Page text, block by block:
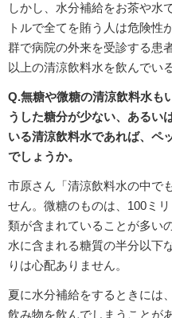
しかし、水分補給をお茶や水
トルで全てを賄う人は危険性
群で病院の外来を受診する患
以上の清涼飲料水を飲んでい
Q.無糖や微糖の清涼飲料水も
うした糖分が少ない、あるい
いる清涼飲料水であれば、ペ
でしょうか。
市原さん「清涼飲料水の中で
せん。微糖のものは、100ミ
類が含まれていることが多い
水に含まれる糖質の半分以下
りは心配ありません。
夏に水分補給をするときには
飲み物を飲んでしまうことが